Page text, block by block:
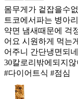
몸무게가 겉잡을수
트코에서파는 병아
약면 냄새때문에 걱
어요 시원하게 먹는
어주니 간단냉면되
30칼로리밖에되지
#다이어트식 #점심